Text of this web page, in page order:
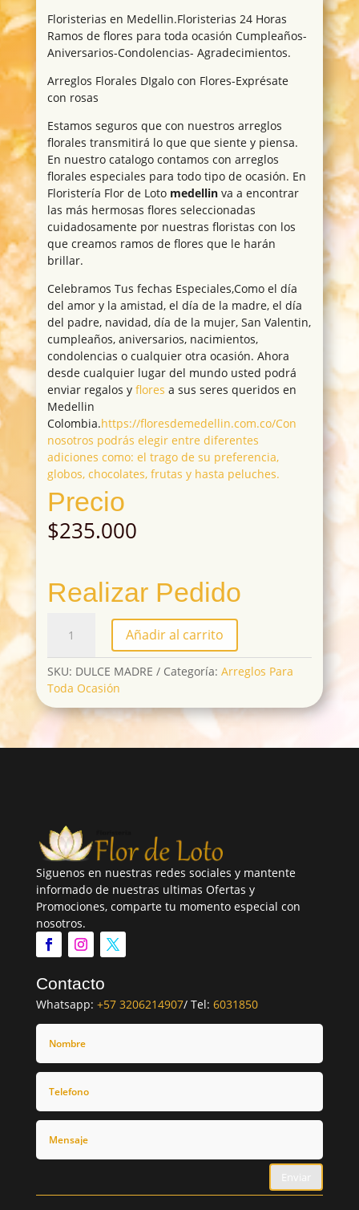
Floristerias en Medellin.Floristerias 24 Horas
Ramos de flores para toda ocasión Cumpleaños-
Aniversarios-Condolencias- Agradecimientos.
Arreglos Florales DIgalo con Flores-Exprésate
con rosas
Estamos seguros que con nuestros arreglos
florales transmitirá lo que que siente y piensa.
En nuestro catalogo contamos con arreglos
florales especiales para todo tipo de ocasión. En
Floristería Flor de Loto medellinva a encontrar
las más hermosas flores seleccionadas
cuidadosamente por nuestras floristas con los
que creamos ramos de flores que le harán
brillar.
Celebramos Tus fechas Especiales,Como el día
del amor y la amistad, el día de la madre, el día
del padre, navidad, día de la mujer, San Valentin,
cumpleaños, aniversarios, nacimientos,
condolencias o cualquier otra ocasión. Ahora
desde cualquier lugar del mundo usted podrá
enviar regalos y flores a sus seres queridos en
Medellin
Colombia.https://floresdemedellin.com.co/Con
nosotros podrás elegir entre diferentes
adiciones como: el trago de su preferencia,
globos, chocolates, frutas y hasta peluches.
Precio
$235.000
Realizar Pedido
MADRE
cantidad
Añadir al carrito
SKU: DULCE MADRE Categoría: Arreglos Para
Toda Ocasión
Siguenos en nuestras redes sociales y mantente
informado de nuestras ultimas Ofertas y
Promociones, comparte tu momento especial con
nosotros.
Contacto
Whatsapp: +57 3206214907/ Tel: 6031850
Enviar